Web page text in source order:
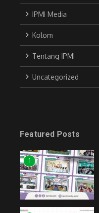
IPMI Media
Kolom
Tentang IPMI
Uncategorized
Featured Posts
1